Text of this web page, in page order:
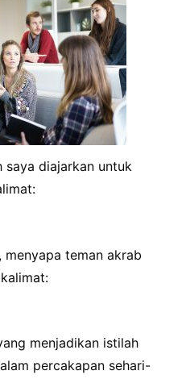
saya diajarkan untuk
teman akrab
menjadikan istilah
percakapan sehari-